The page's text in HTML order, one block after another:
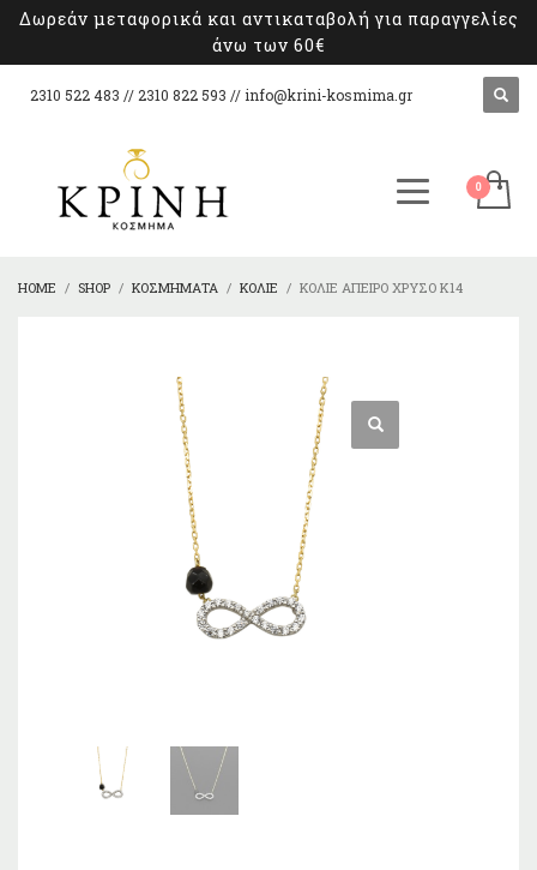
Δωρεάν μεταφορικά και αντικαταβολή για παραγγελίες
άνω των 60€
2310 522 483 // 2310 822 593 // info@krini-kosmima.gr
HOME SHOP ΚΟΣΜΉΜΑΤΑ ΚΟΛΙΈ ΚΟΛΙΈ ΆΠΕΙΡΟ XΡΥΣΌ Κ14